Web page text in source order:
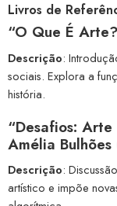
Livros de
“O Que É
Descrição:
sociais. Explora a
história.
“Desafios:
Amélia Bulhões
Descrição:
artístico e impõe